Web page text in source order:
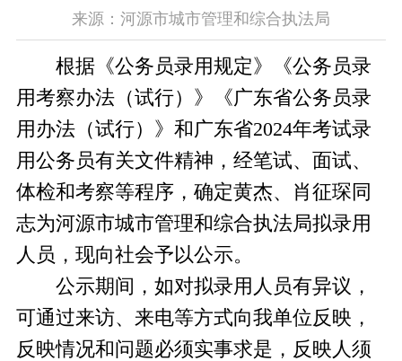
来源：河源市城市管理和综合执法局
根据《公务员录用规定》《公务员录
用考察办法（试行）》《广东省公务员录
用办法（试行）》和广东省2024年考试录
用公务员有关文件精神，经笔试、面试、
体检和考察等程序，确定黄杰、肖征琛同
志为河源市城市管理和综合执法局拟录用
人员，现向社会予以公示。
公示期间，如对拟录用人员有异议，
可通过来访、来电等方式向我单位反映，
反映情况和问题必须实事求是，反映人须